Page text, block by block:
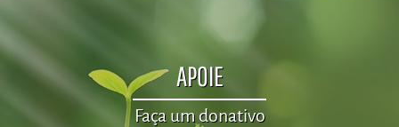
APOIE
Faça um donativo